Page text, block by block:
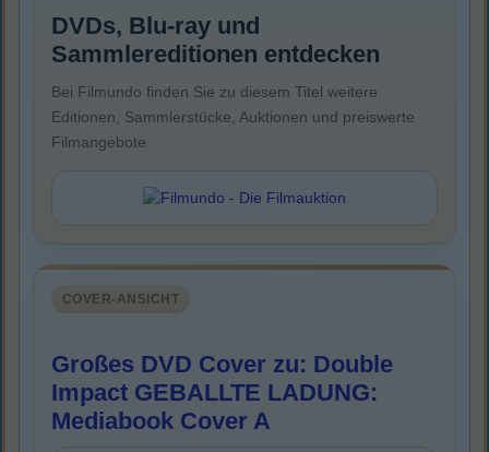
DVDs, Blu-ray und
Sammlereditionen entdecken
Bei Filmundo finden Sie zu diesem Titel weitere
Editionen, Sammlerstücke, Auktionen und preiswerte
Filmangebote.
COVER-ANSICHT
Großes DVD Cover zu: Double
Impact GEBALLTE LADUNG:
Mediabook Cover A